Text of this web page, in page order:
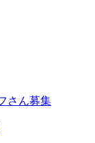
さん募集